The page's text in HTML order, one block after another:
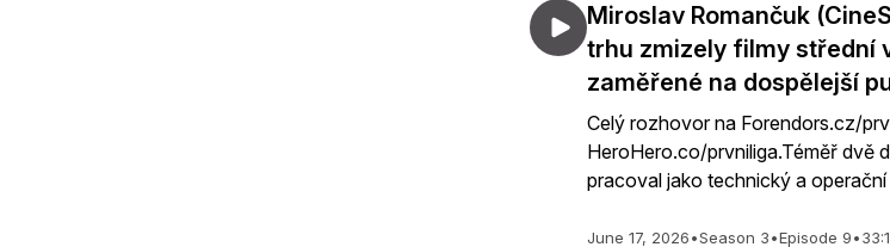
Miroslav Romančuk
trhu zmizely filmy střední
zaměřené na dospělejší
Celý rozhovor na Forendors.cz/
HeroHero.co/prvniliga.Téměř dvě
pracoval jako technický a operační
June 17, 2026•Season 3•Episode 9•